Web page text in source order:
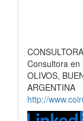
Consultora
OLIVOS,
ARGENTINA
http://